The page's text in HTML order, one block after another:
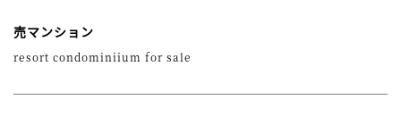
売マンション
resort condominiium for sale